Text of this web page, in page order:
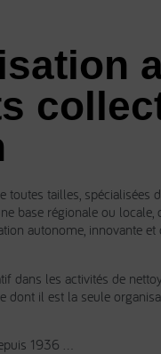
toutes tailles, spécialisées
base régionale ou
autonome, innovante
dans les activités de
il est la seule
1936 …